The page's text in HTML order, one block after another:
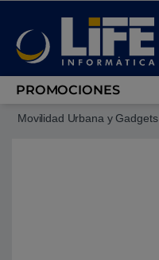
PROMOCIONES
Movilidad Urbana y Gadgets